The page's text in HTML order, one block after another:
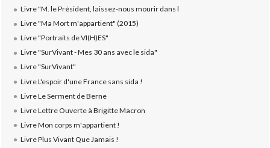
Livre "M. le Président, laissez-nous mourir dans l
Livre "Ma Mort m'appartient" (2015)
Livre "Portraits de VI(H)ES"
Livre "SurVivant - Mes 30 ans avec le sida"
Livre "SurVivant"
Livre L'espoir d'une France sans sida !
Livre Le Serment de Berne
Livre Lettre Ouverte à Brigitte Macron
Livre Mon corps m'appartient !
Livre Plus Vivant Que Jamais !